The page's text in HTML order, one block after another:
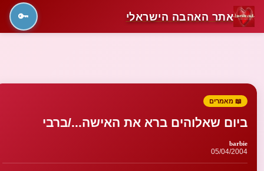
אתר האהבה הישראלי 🔑
📖 מאמרים
ביום שאלוהים ברא את האישה.../ברבי
barbie
05/04/2004